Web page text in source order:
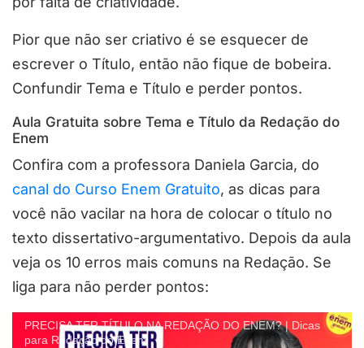
Pior que não ser criativo é se esquecer de
escrever o Título, então não fique de bobeira.
Confundir Tema e Título e perder pontos.
Aula Gratuita sobre Tema e Título da Redação do
Enem
Confira com a professora Daniela Garcia, do
canal do Curso Enem Gratuito, as dicas para
você não vacilar na hora de colocar o título no
texto dissertativo-argumentativo. Depois da aula
veja os 10 erros mais comuns na Redação. Se
liga para não perder pontos:
PRECISA TER TÍTULO NA REDAÇÃO DO ENEM? | Dicas
para Redação do Enem